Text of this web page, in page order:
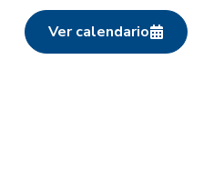
Ver calendario